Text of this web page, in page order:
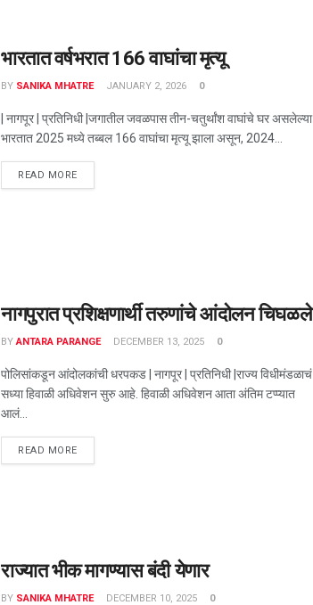
भारतात वर्षभरात 166 वाघांचा मृत्यू
BY SANIKA MHATRE JANUARY 2, 2026 0
| नागपूर | प्रतिनिधी |जगातील जवळपास तीन-चतुर्थांश वाघांचे घर असलेल्या
भारतात 2025 मध्ये तब्बल 166 वाघांचा मृत्यू झाला असून, 2024...
READ MOREDETAILS
नागपुरात प्रशिक्षणार्थी तरुणांचे आंदोलन चिघळले
BY ANTARA PARANGE DECEMBER 13, 2025 0
पोलिसांकडून आंदोलकांची धरपकड | नागपूर | प्रतिनिधी |राज्य विधीमंडळाचं
सध्या हिवाळी अधिवेशन सुरु आहे. हिवाळी अधिवेशन आता अंतिम टप्प्यात
आलं...
READ MOREDETAILS
राज्यात भीक मागण्यास बंदी येणार
BY SANIKA MHATRE DECEMBER 10, 2025 0